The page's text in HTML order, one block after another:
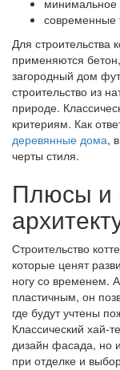
минимальное
современные
Для строительства
применяются
загородный дом
строительство из
природе.
критериям. Как
деревянные дома,
черты стиля.
Плюсы и
Строительство
которые ценят
ногу со временем.
пластичным, он
где будут учтены
Классический хай-
дизайн фасада, но
при отделке и